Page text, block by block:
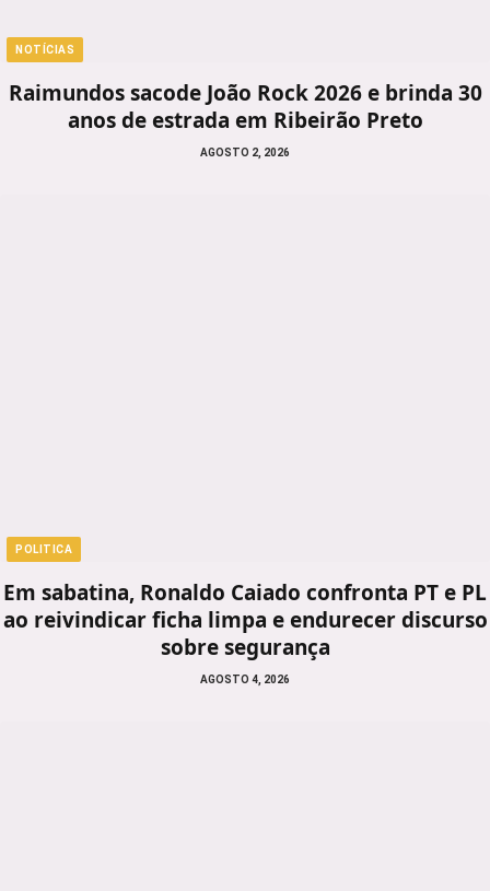
NOTÍCIAS
Raimundos sacode João Rock 2026 e brinda 30
anos de estrada em Ribeirão Preto
AGOSTO 2, 2026
POLITICA
Em sabatina, Ronaldo Caiado confronta PT e PL
ao reivindicar ficha limpa e endurecer discurso
sobre segurança
AGOSTO 4, 2026